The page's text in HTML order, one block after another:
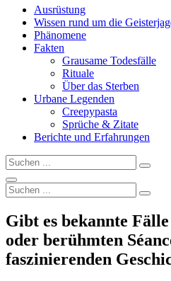
Ausrüstung
Wissen rund um die
Phänomene
Fakten
Grausame Todesfälle
Rituale
Über das Sterben
Urbane Legenden
Creepypasta
Sprüche & Zitate
Berichte und Erfahrungen
Search
for:
Search
Search
Search
for:
Search
Gibt es bekannte
oder berühmten
faszinierenden